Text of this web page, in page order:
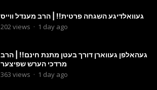
געוואלדיגע השגחה פרטית!! | הרב מענדל ווייס
202 views · 1 day ago
געהאלפן געווארן דורך בעטן מתנת חינם!! | הרב
מרדכי הערש שפיצער
363 views · 1 day ago